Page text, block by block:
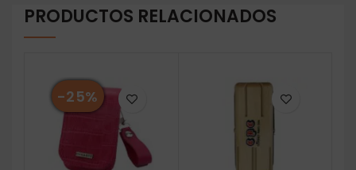
PRODUCTOS RELACIONADOS
-25%